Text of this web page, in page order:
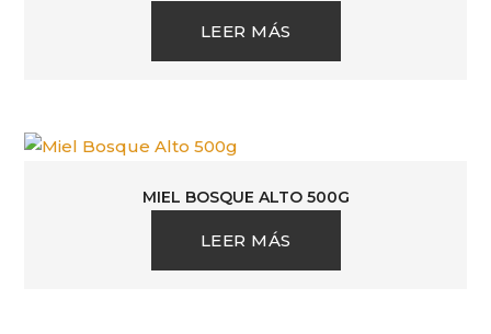
LEER MÁS
MIEL BOSQUE ALTO 500G
LEER MÁS